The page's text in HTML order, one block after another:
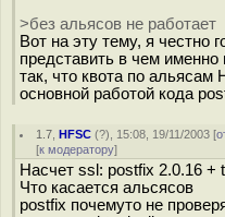
>без альясов не работает
Вот на эту тему, я честно
представить в чем
так, что квота по
основной работой кода
1.7 ,HFSC (?), 15:08, 19/11/2003 [
[к модератору]
Насчет ssl: postfix 2.0.16 +
Что касается альсясов
postfix почемуто не